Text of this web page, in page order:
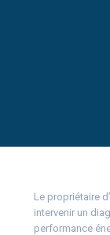
Le propriétaire
intervenir un
performance